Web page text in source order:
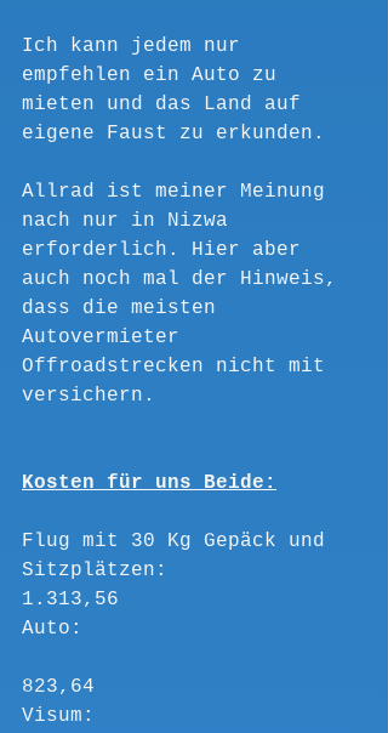
Ich kann jedem nur
empfehlen ein Auto zu
mieten und das Land auf
eigene Faust zu erkunden.
Allrad ist meiner Meinung
nach nur in Nizwa
erforderlich. Hier aber
auch noch mal der Hinweis,
dass die meisten
Autovermieter
Offroadstrecken nicht mit
versichern.
Kosten für uns Beide:
Flug mit 30 Kg Gepäck und
Sitzplätzen:
1.313,56
Auto:
823,64
Visum: